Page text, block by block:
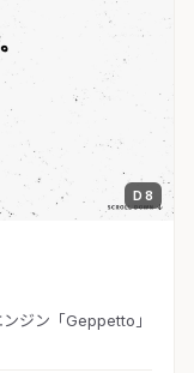
D 8
ジン「Geppetto」